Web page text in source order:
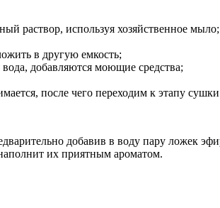
раствор, используя хозяйственное мыло;
в другую емкость;
вода, добавляются моющие средства;
после чего переходим к этапу
добавив в воду пару ложек
их приятным ароматом.